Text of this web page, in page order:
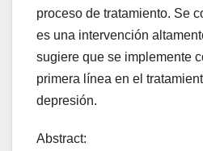
proceso de tratamiento. Se
es una intervención
sugiere que se implemente
primera línea en el
depresión.
Abstract: